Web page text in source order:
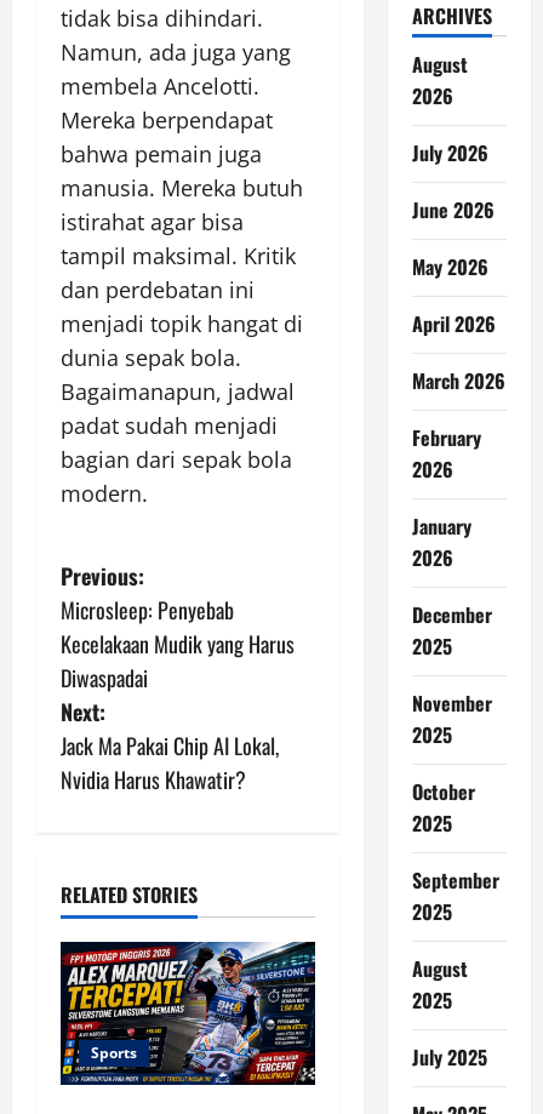
tidak bisa dihindari.
Namun, ada juga yang
membela Ancelotti.
Mereka berpendapat
bahwa pemain juga
manusia. Mereka butuh
istirahat agar bisa
tampil maksimal. Kritik
dan perdebatan ini
menjadi topik hangat di
dunia sepak bola.
Bagaimanapun, jadwal
padat sudah menjadi
bagian dari sepak bola
modern.
P
o
s
t
n
v
i
g
a
t
Previous:
Microsleep: Penyebab
Kecelakaan Mudik yang Harus
Diwaspadai
Next:
Jack Ma Pakai Chip AI Lokal,
Nvidia Harus Khawatir?
RELATED STORIES
Sports
ARCHIVES
August
2026
July 2026
June 2026
May 2026
April 2026
March 2026
February
2026
January
2026
December
2025
November
2025
October
2025
September
2025
August
2025
July 2025